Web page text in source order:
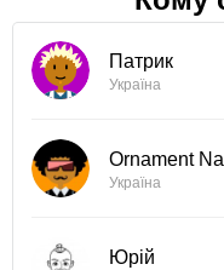
Патрик
Україна
Ornament
Україна
Юрій